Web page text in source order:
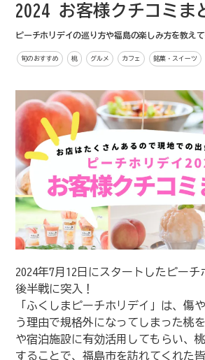
2024 お客様クチコミま
ピーチホリデイの巡り方や福島の楽しみ方を教えて
旬のおすすめ 桃 グルメ カフェ 銘菓・スイーツ
2024年7月12日にスタートしたピーチ
後半戦に突入！
「ふくしまピーチホリデイ」は、傷
う理由で規格外になってしまった桃
や宿泊施設に有効活用してもらい、
することで、福島市を訪れてくれた